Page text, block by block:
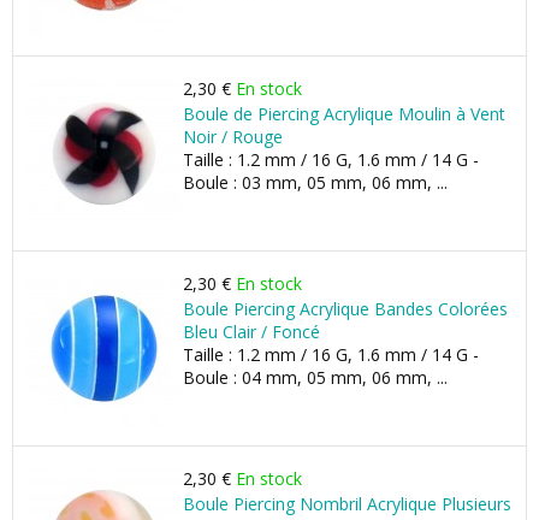
2,30 € En stock
Boule de Piercing Acrylique Moulin à Vent
Noir / Rouge
Taille : 1.2 mm / 16 G, 1.6 mm / 14 G -
Boule : 03 mm, 05 mm, 06 mm, ...
2,30 € En stock
Boule Piercing Acrylique Bandes Colorées
Bleu Clair / Foncé
Taille : 1.2 mm / 16 G, 1.6 mm / 14 G -
Boule : 04 mm, 05 mm, 06 mm, ...
2,30 € En stock
Boule Piercing Nombril Acrylique Plusieurs